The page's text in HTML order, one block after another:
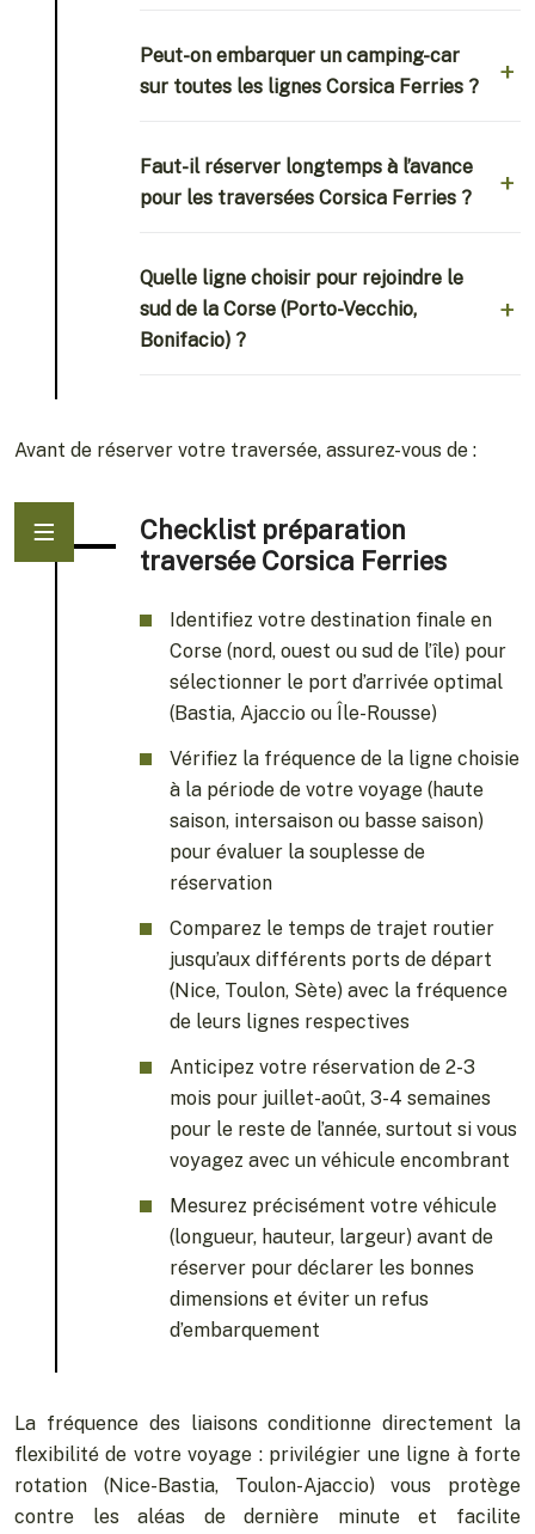
Peut-on embarquer un camping-car
sur toutes les lignes Corsica Ferries ?
Faut-il réserver longtemps à l’avance
pour les traversées Corsica Ferries ?
Quelle ligne choisir pour rejoindre le
sud de la Corse (Porto-Vecchio,
Bonifacio) ?
Avant de réserver votre traversée, assurez-vous de :
Checklist préparation
traversée Corsica Ferries
Identifiez votre destination finale en
Corse (nord, ouest ou sud de l’île) pour
sélectionner le port d’arrivée optimal
(Bastia, Ajaccio ou Île-Rousse)
Vérifiez la fréquence de la ligne choisie
à la période de votre voyage (haute
saison, intersaison ou basse saison)
pour évaluer la souplesse de
réservation
Comparez le temps de trajet routier
jusqu’aux différents ports de départ
(Nice, Toulon, Sète) avec la fréquence
de leurs lignes respectives
Anticipez votre réservation de 2-3
mois pour juillet-août, 3-4 semaines
pour le reste de l’année, surtout si vous
voyagez avec un véhicule encombrant
Mesurez précisément votre véhicule
(longueur, hauteur, largeur) avant de
réserver pour déclarer les bonnes
dimensions et éviter un refus
d’embarquement
La fréquence des liaisons conditionne directement la
flexibilité de votre voyage : privilégier une ligne à forte
rotation (Nice-Bastia, Toulon-Ajaccio) vous protège
contre les aléas de dernière minute et facilite